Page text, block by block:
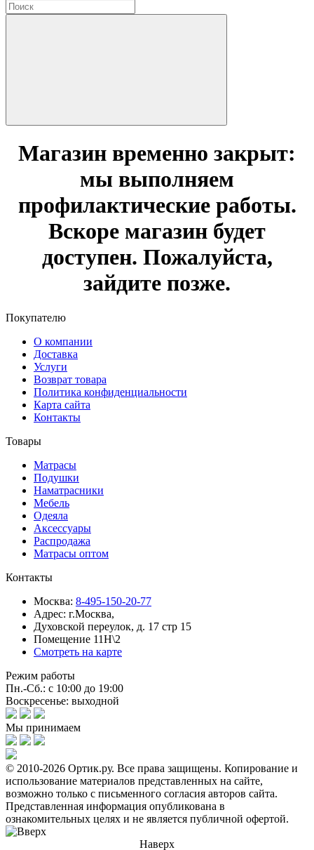
Магазин временно закрыт:
мы выполняем
профилактические работы.
Вскоре магазин будет
доступен. Пожалуйста,
зайдите позже.
Покупателю
О компании
Доставка
Услуги
Возврат товара
Политика конфиденциальности
Карта сайта
Контакты
Товары
Матрасы
Подушки
Наматрасники
Мебель
Одеяла
Аксессуары
Распродажа
Матрасы оптом
Контакты
Москва: 8-495-150-20-77
Адрес: г.Москва,
Духовской переулок, д. 17 стр 15
Помещение 11Н\2
Смотреть на карте
Режим работы
Пн.-Сб.: с 10:00 до 19:00
Воскресенье: выходной
Мы принимаем
© 2010-2026 Ортик.ру. Все права защищены. Копирование и
использование материалов представленных на сайте,
возможно только с письменного согласия авторов сайта.
Представленная информация опубликована в
ознакомительных целях и не является публичной офертой.
Наверх